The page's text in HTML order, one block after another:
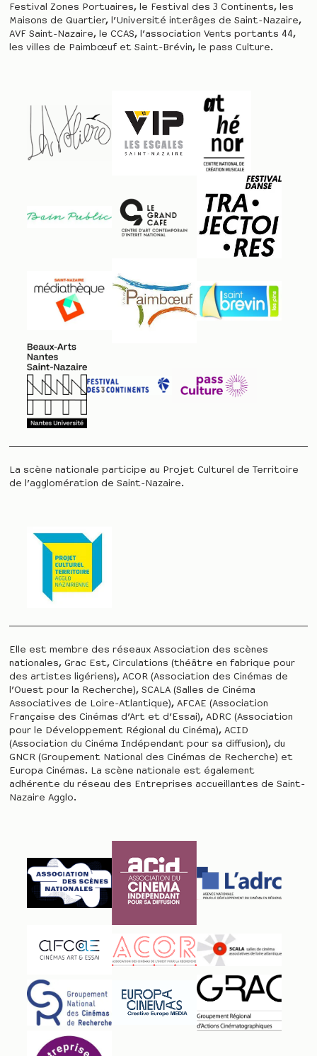
Festival Zones Portuaires, le Festival des 3 Continents, les
Maisons de Quartier, l’Université interâges de Saint-Nazaire,
AVF Saint-Nazaire, le CCAS, l’association Vents portants 44,
les villes de Paimbœuf et Saint-Brévin, le pass Culture.
La scène nationale participe au Projet Culturel de Territoire
de l’agglomération de Saint-Nazaire.
Elle est membre des réseaux Association des scènes
nationales, Grac Est, Circulations (théâtre en fabrique pour
des artistes ligériens), ACOR (Association des Cinémas de
l’Ouest pour la Recherche), SCALA (Salles de Cinéma
Associatives de Loire-Atlantique), AFCAE (Association
Française des Cinémas d’Art et d’Essai), ADRC (Association
pour le Développement Régional du Cinéma), ACID
(Association du Cinéma Indépendant pour sa diffusion), du
GNCR (Groupement National des Cinémas de Recherche) et
Europa Cinémas. La scène nationale est également
adhérente du réseau des Entreprises accueillantes de Saint-
Nazaire Agglo.